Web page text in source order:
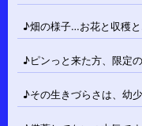
♪畑の様子…お花と収穫
♪ピンっと来た方、限定
♪その生きづらさは、幼